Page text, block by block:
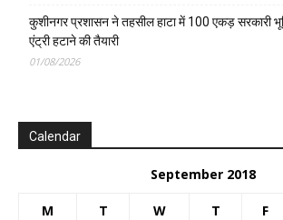
कुशीनगर प्रशासन ने तहसील हाटा में 100 एकड़ सरकारी
एंट्री हटाने की तैयारी
01/08/2026
Calendar
September 2018
M T W T F